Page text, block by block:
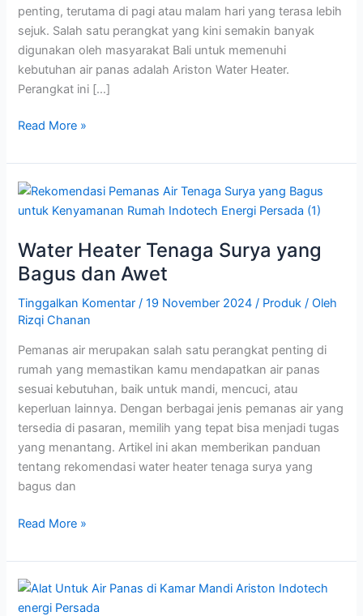
penting, terutama di pagi atau malam hari yang terasa lebih
sejuk. Salah satu perangkat yang kini semakin banyak
digunakan oleh masyarakat Bali untuk memenuhi
kebutuhan air panas adalah Ariston Water Heater.
Perangkat ini […]
Read More »
Water Heater Tenaga Surya yang
Bagus dan Awet
Tinggalkan Komentar /19 November 2024 / Produk / Oleh
Rizqi Chanan
Pemanas air merupakan salah satu perangkat penting di
rumah yang memastikan kamu mendapatkan air panas
sesuai kebutuhan, baik untuk mandi, mencuci, atau
keperluan lainnya. Dengan berbagai jenis pemanas air yang
tersedia di pasaran, memilih yang tepat bisa menjadi tugas
yang menantang. Artikel ini akan memberikan panduan
tentang rekomendasi water heater tenaga surya yang
bagus dan
Water
Heater
Surya
yang
Bagus
dan
Awet
Read More »
Alat
Untuk